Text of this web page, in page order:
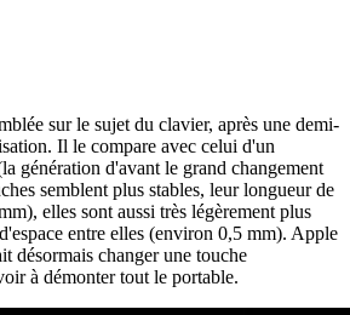
sur le sujet du clavier, après une demi-
Il le compare avec celui d'un
génération d'avant le grand changement
semblent plus stables, leur longueur de
elles sont aussi très légèrement plus
entre elles (environ 0,5 mm). Apple
désormais changer une touche
à démonter tout le portable.